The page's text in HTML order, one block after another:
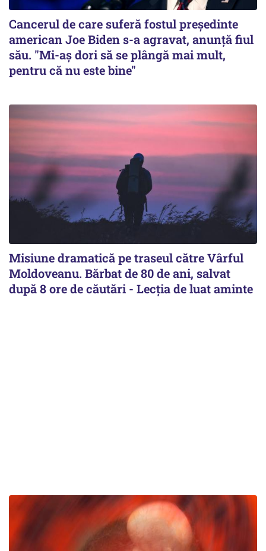
Cancerul de care suferă fostul preşedinte
american Joe Biden s-a agravat, anunță fiul
său. "Mi-aș dori să se plângă mai mult,
pentru că nu este bine"
Misiune dramatică pe traseul către Vârful
Moldoveanu. Bărbat de 80 de ani, salvat
după 8 ore de căutări - Lecția de luat aminte